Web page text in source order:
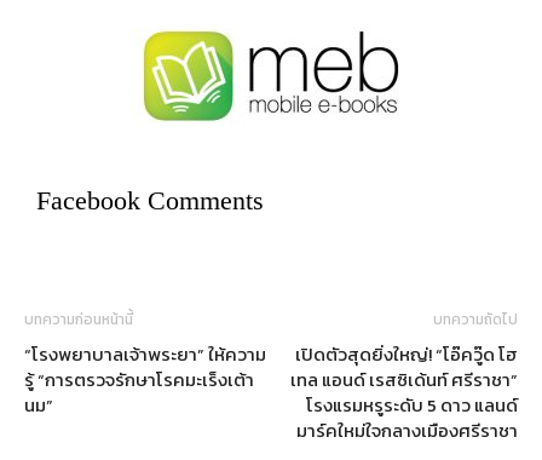
Facebook Comments
บทความก่อนหน้านี้
“โรงพยาบาลเจ้าพระยา” ให้ความ
รู้ “การตรวจรักษาโรคมะเร็งเต้า
นม”
บทความถัดไป
เปิดตัวสุดยิ่งใหญ่! “โอ๊ควู๊ด โฮ
เทล แอนด์ เรสซิเด้นท์ ศรีราชา”
โรงแรมหรูระดับ 5 ดาว แลนด์
มาร์คใหม่ใจกลางเมืองศรีราชา